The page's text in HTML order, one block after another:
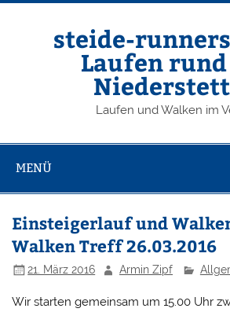
Zum
steide-runners
Laufen
Laufen und Walken im
MENÜ
Einsteigerlauf und
Walken Treff 26.03.2016
21. März 2016 Armin Zipf
Wir starten gemeinsam um 15.00 Uhr